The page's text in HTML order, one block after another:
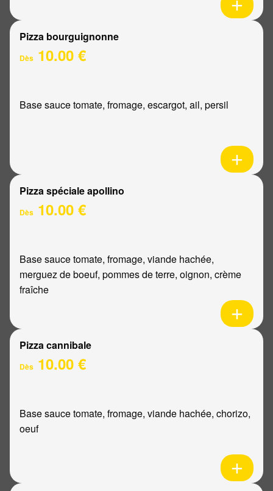
Pizza bourguignonne
Dès 10.00 €
Base sauce tomate, fromage, escargot, ail, persil
Pizza spéciale apollino
Dès 10.00 €
Base sauce tomate, fromage, viande hachée,
merguez de boeuf, pommes de terre, oignon, crème
fraîche
Pizza cannibale
Dès 10.00 €
Base sauce tomate, fromage, viande hachée, chorizo,
oeuf